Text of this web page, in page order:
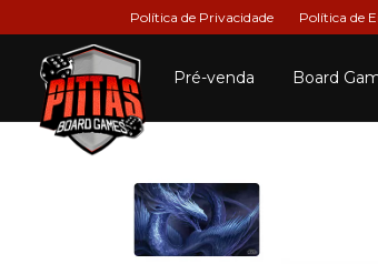
Política de Privacidade Política de
Pré-venda Board